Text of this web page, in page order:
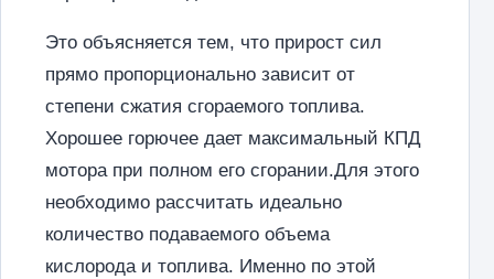
Это объясняется тем, что прирост сил
прямо пропорционально зависит от
степени сжатия сгораемого топлива.
Хорошее горючее дает максимальный КПД
мотора при полном его сгорании.Для этого
необходимо рассчитать идеально
количество подаваемого объема
кислорода и топлива. Именно по этой